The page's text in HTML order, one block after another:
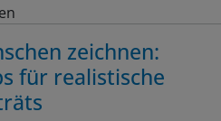
zeichnen:
für realistische